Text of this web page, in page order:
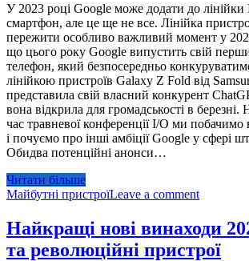
У 2023 році Google може додати до лінійки
смартфон, але це ще не все. Лінійка
пережити особливо важливий момент у
що цього року Google випустить свій
телефон, який безпосередньо
лінійкою пристроїв Galaxy Z Fold від
представила свій власний конкурент
вона відкрила для громадськості в
час травневої конференції I/O ми побачимо
і почуємо про інші амбіції Google у сфері
Обидва потенційні анонси…
Читати більше
Майбутні пристроїLeave a comment
Найкращі нові винаходи
та революційні пристрої